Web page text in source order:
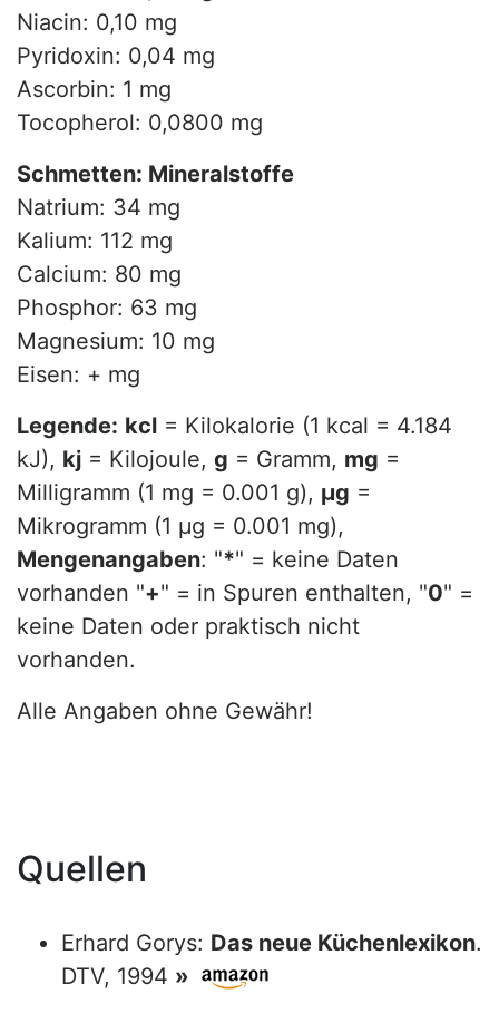
Niacin: 0,10 mg
Pyridoxin: 0,04 mg
Ascorbin: 1 mg
Tocopherol: 0,0800 mg
Schmetten: Mineralstoffe
Natrium: 34 mg
Kalium: 112 mg
Calcium: 80 mg
Phosphor: 63 mg
Magnesium: 10 mg
Eisen: + mg
Legende: kcl = Kilokalorie (1 kcal = 4.184
kJ), kj = Kilojoule, g = Gramm, mg =
Milligramm (1 mg = 0.001 g), µg =
Mikrogramm (1 µg = 0.001 mg),
Mengenangaben: "*" = keine Daten
vorhanden "+" = in Spuren enthalten, "0" =
keine Daten oder praktisch nicht
vorhanden.
Alle Angaben ohne Gewähr!
Quellen
Erhard Gorys: Das neue Küchenlexikon.
DTV, 1994 »